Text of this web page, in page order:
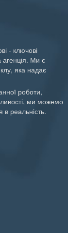
- ключові
агенція. Ми є
яка надає
роботи,
ми можемо
в реальність.